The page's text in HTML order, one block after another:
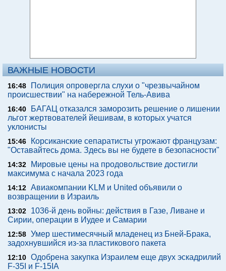
ВАЖНЫЕ НОВОСТИ
16:48
Полиция опровергла слухи о "чрезвычайном
происшествии" на набережной Тель-Авива
16:40
БАГАЦ отказался заморозить решение о лишении
льгот жертвователей йешивам, в которых учатся
уклонисты
15:46
Корсиканские сепаратисты угрожают французам:
"Оставайтесь дома. Здесь вы не будете в безопасности"
14:32
Мировые цены на продовольствие достигли
максимума с начала 2023 года
14:12 Авиакомпании KLM и United объявили о
возвращении в Израиль
13:02
1036-й день войны: действия в Газе, Ливане и
Сирии, операции в Иудее и Самарии
12:58 Умер шестимесячный младенец из Бней-Брака,
задохнувшийся из-за пластикового пакета
12:10 Одобрена закупка Израилем еще двух эскадрилий
F-35I и F-15IA